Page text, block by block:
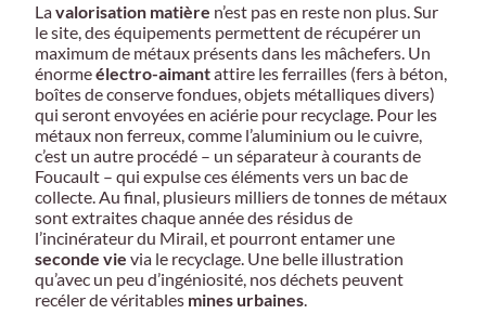
Lavalorisation matière n’est pas en reste non plus. Sur
le site, des équipements permettent de récupérer un
maximum de métaux présents dans les mâchefers. Un
énormeélectro-aimantattire les ferrailles (fers à béton,
boîtes de conserve fondues, objets métalliques divers)
qui seront envoyées en aciérie pour recyclage. Pour les
métaux non ferreux, comme l’aluminium ou le cuivre,
c’est un autre procédé – un séparateur à courants de
Foucault – qui expulse ces éléments vers un bac de
collecte. Au final, plusieurs milliers de tonnes de métaux
sont extraites chaque année des résidus de
l’incinérateur du Mirail, et pourront entamer une
seconde vie via le recyclage. Une belle illustration
qu’avec un peu d’ingéniosité, nos déchets peuvent
recéler de véritables mines urbaines.